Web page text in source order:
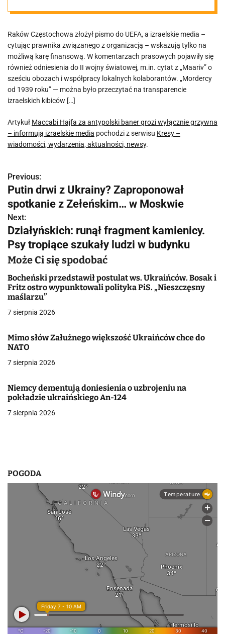
grzywna –
informują
izraelskie
media
Raków Częstochowa złożył pismo do UEFA, a izraelskie media –
cytując prawnika związanego z organizacją – wskazują tylko na
możliwą karę finansową. W komentarzach prasowych pojawiły się
również odniesienia do II wojny światowej, m.in. cytat z „Maariv” o
sześciu obozach i współpracy lokalnych kolaborantów. „Mordercy
od 1939 roku” — można było przeczytać na transparencie
izraelskich kibiców […]
Artykuł Maccabi Hajfa za antypolski baner grozi wyłącznie grzywna
– informują izraelskie media pochodzi z serwisu Kresy –
wiadomości, wydarzenia, aktualności, newsy.
N
a
w
i
g
a
c
j
a
w
i
s
Previous:
Putin drwi z Ukrainy? Zaproponował
spotkanie z Zełeńskim… w Moskwie
Next:
Działyńskich: runął fragment kamienicy.
Psy tropiące szukały ludzi w budynku
Może Ci się spodobać
Bocheński przedstawił postulat ws. Ukraińców. Bosak i
Fritz ostro wypunktowali polityka PiS. „Nieszczęsny
maślarzu”
7 sierpnia 2026
Mimo słów Załużnego większość Ukraińców chce do
NATO
7 sierpnia 2026
Niemcy dementują doniesienia o uzbrojeniu na
pokładzie ukraińskiego An-124
7 sierpnia 2026
POGODA